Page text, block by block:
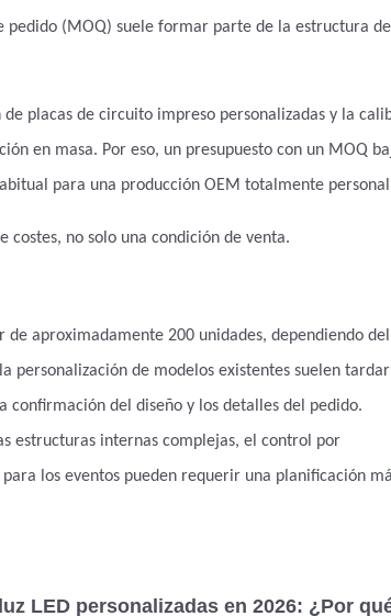
(MOQ) suele formar parte de la estructura de
placas de circuito impreso personalizadas y la
en masa. Por eso, un presupuesto con un MOQ
para una producción OEM totalmente
costes, no solo una condición de venta.
aproximadamente 200 unidades, dependiendo
personalización de modelos existentes suelen
confirmación del diseño y los detalles del pedido.
estructuras internas complejas, el control por
los eventos pueden requerir una planificación